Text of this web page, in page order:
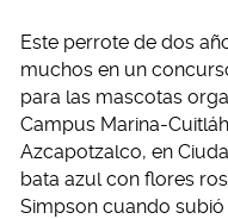
Este perrote de dos
muchos en un
para las mascotas
Campus Marina-
Azcapotzalco, en
bata azul con flores
Simpson cuando subió